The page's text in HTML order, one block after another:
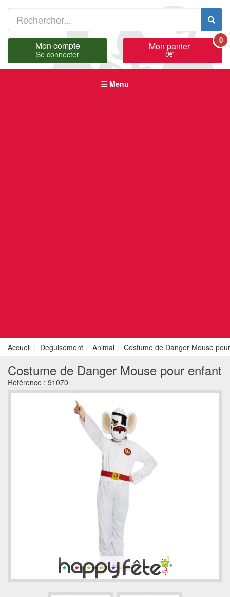
Mon compte
Se connecter
Mon panier
0€
0
Menu
Accueil Deguisement Animal Costume de Danger Mouse
Costume de Danger Mouse pour enfant
Référence : 91070